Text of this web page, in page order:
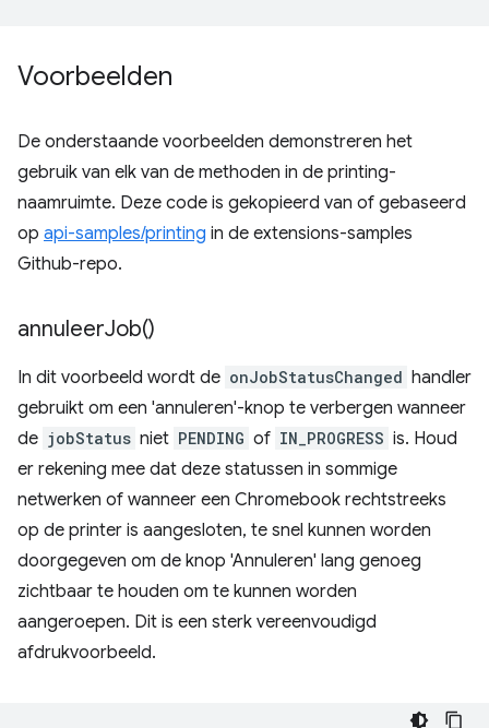
Voorbeelden
De onderstaande voorbeelden demonstreren het
gebruik van elk van de methoden in de printing-
naamruimte. Deze code is gekopieerd van of gebaseerd
op api-samples/printing in de extensions-samples
Github-repo.
annuleerJob()
In dit voorbeeld wordt de onJobStatusChanged handler
gebruikt om een ​​'annuleren'-knop te verbergen wanneer
de jobStatus niet PENDING of IN_PROGRESS is. Houd
er rekening mee dat deze statussen in sommige
netwerken of wanneer een Chromebook rechtstreeks
op de printer is aangesloten, te snel kunnen worden
doorgegeven om de knop 'Annuleren' lang genoeg
zichtbaar te houden om te kunnen worden
aangeroepen. Dit is een sterk vereenvoudigd
afdrukvoorbeeld.